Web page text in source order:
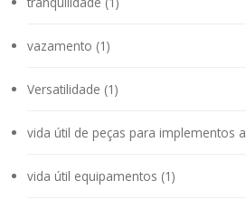
vazamento (1)
Versatilidade (1)
vida útil de peças para implementos
vida útil equipamentos (1)